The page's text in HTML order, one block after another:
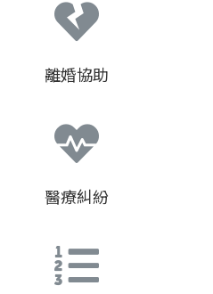
離婚協助
醫療糾紛